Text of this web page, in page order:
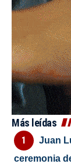
Más leídas
Juan
ceremonia